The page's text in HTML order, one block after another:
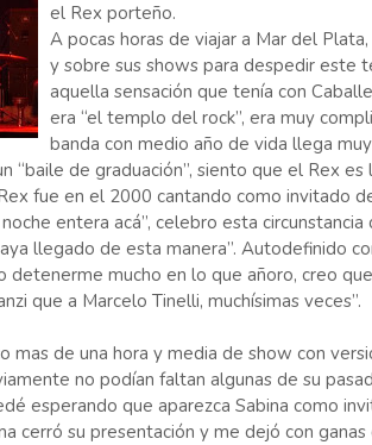
el Rex porteño.
A pocas horas de viajar a Mar del
y sobre sus shows para despedir este
aquella sensación que tenía con
era “el templo del rock”, era muy
banda con medio año de vida llega
“baile de graduación”, siento que el Rex
fue en el 2000 cantando como invitado
entera acá”, celebro esta
llegado de esta manera”. Autodefinido
detenerme mucho en lo que añoro, creo
que a Marcelo Tinelli, muchísimas veces”.
mas de una hora y media de show con
no podían faltan algunas de su
esperando que aparezca Sabina como
cerró su presentación y me dejó con ganas